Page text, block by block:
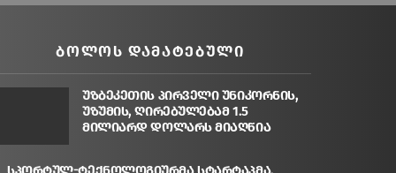
ᲑᲝᲚᲝᲡ ᲓᲐᲛᲐᲢᲔᲑᲣᲚᲘ
უზბეკეთის პირველი უნიკორნის,
უზუმის, ღირებულებამ 1.5
მილიარდ დოლარს მიაღწია